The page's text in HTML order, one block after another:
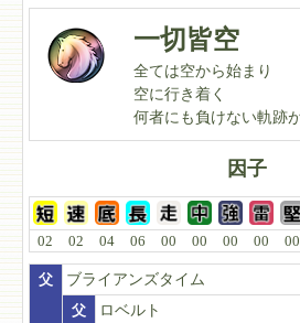
一切皆空
全ては空から始まり
空に行き着く
何者にも負けない軌跡
因子
02 02 04 06 00 00 00 00 00
父
ブライアンズタイム
父
ロベルト